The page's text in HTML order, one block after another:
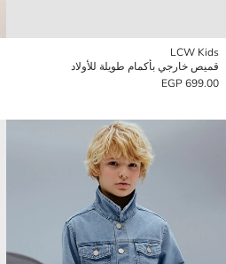
LCW Kids
قميص خارجي بأكمام طويلة للأولاد
699.00 EGP